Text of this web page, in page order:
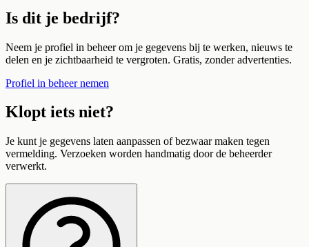
Is dit je bedrijf?
Neem je profiel in beheer om je gegevens bij te werken, nieuws te
delen en je zichtbaarheid te vergroten. Gratis, zonder advertenties.
Profiel in beheer nemen
Klopt iets niet?
Je kunt je gegevens laten aanpassen of bezwaar maken tegen
vermelding. Verzoeken worden handmatig door de beheerder
verwerkt.